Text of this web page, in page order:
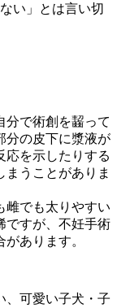
い」とは言い切
分で術創を齧って
分の皮下に漿液が
応を示したりする
まうことがありま
雌でも太りやすい
ですが、不妊手術
あります。
、可愛い子犬・子